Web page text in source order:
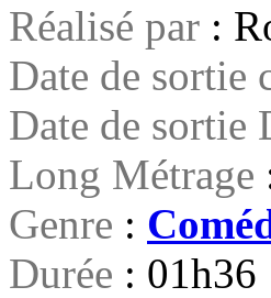
Réalisé par :
Date de sortie
Date de sortie
Long Métrage
Genre :
Durée : 01h36